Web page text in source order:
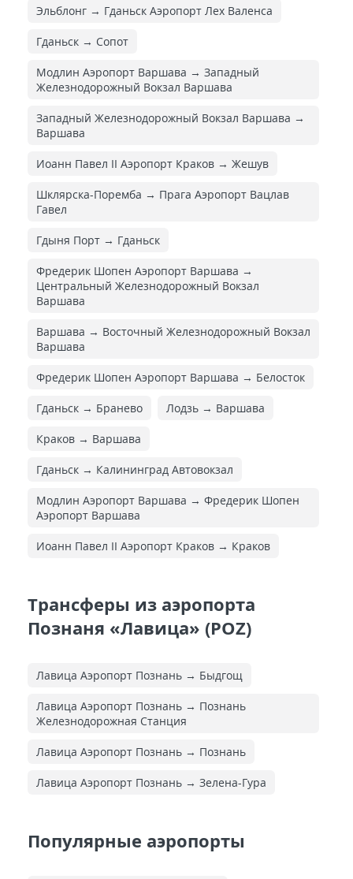
Эльблонг → Гданьск Аэропорт Лех Валенса
Гданьск → Сопот
Модлин Аэропорт Варшава → Западный
Железнодорожный Вокзал Варшава
Западный Железнодорожный Вокзал Варшава →
Варшава
Иоанн Павел II Аэропорт Краков → Жешув
Шклярска-Поремба → Прага Аэропорт Вацлав
Гавел
Гдыня Порт → Гданьск
Фредерик Шопен Аэропорт Варшава →
Центральный Железнодорожный Вокзал
Варшава
Варшава → Восточный Железнодорожный Вокзал
Варшава
Фредерик Шопен Аэропорт Варшава → Белосток
Гданьск → Бранево Лодзь → Варшава
Краков → Варшава
Гданьск → Калининград Автовокзал
Модлин Аэропорт Варшава → Фредерик Шопен
Аэропорт Варшава
Иоанн Павел II Аэропорт Краков → Краков
Трансферы из аэропорта
Познаня «Лавица» (POZ)
Лавица Аэропорт Познань → Быдгощ
Лавица Аэропорт Познань → Познань
Железнодорожная Cтанция
Лавица Аэропорт Познань → Познань
Лавица Аэропорт Познань → Зелена-Гура
Популярные аэропорты